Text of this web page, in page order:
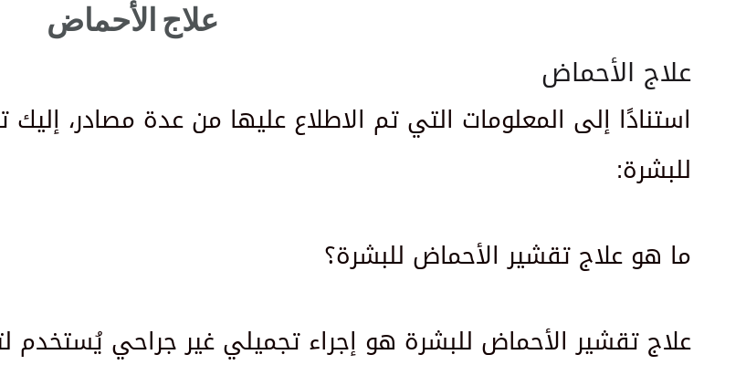
علاج الأحماض
علاج الأحماض
استنادًا إلى المعلومات التي تم الاطلاع عليها من عدة مصادر،
للبشرة:
ما هو علاج تقشير الأحماض للبشرة؟
علاج تقشير الأحماض للبشرة هو إجراء تجميلي غير جراحي